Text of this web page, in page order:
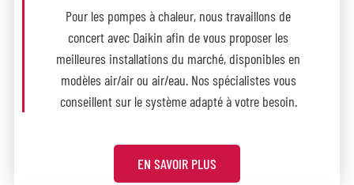
Pour les pompes à chaleur, nous travaillons de
concert avec Daikin afin de vous proposer les
meilleures installations du marché, disponibles en
modèles air/air ou air/eau. Nos spécialistes vous
conseillent sur le système adapté à votre besoin.
EN SAVOIR PLUS